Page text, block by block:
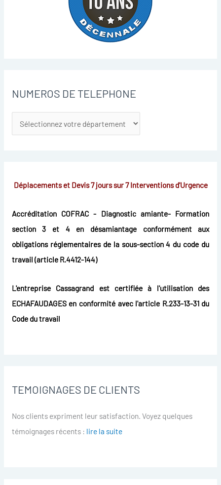
NUMEROS DE TELEPHONE
Déplacements et Devis 7 jours sur 7 Interventions d'Urgence
Accréditation COFRAC - Diagnostic amiante- Formation
section 3 et 4 en désamiantage conformément aux
obligations réglementaires de la sous-section 4 du code du
travail (article R.4412-144)
L'entreprise Cassagrand est certifiée à l'utilisation des
ECHAFAUDAGES en conformité avec l'article R.233-13-31 du
Code du travail
TEMOIGNAGES DE CLIENTS
Nos clients expriment leur satisfaction. Voyez quelques
témoignages récents : lire la suite